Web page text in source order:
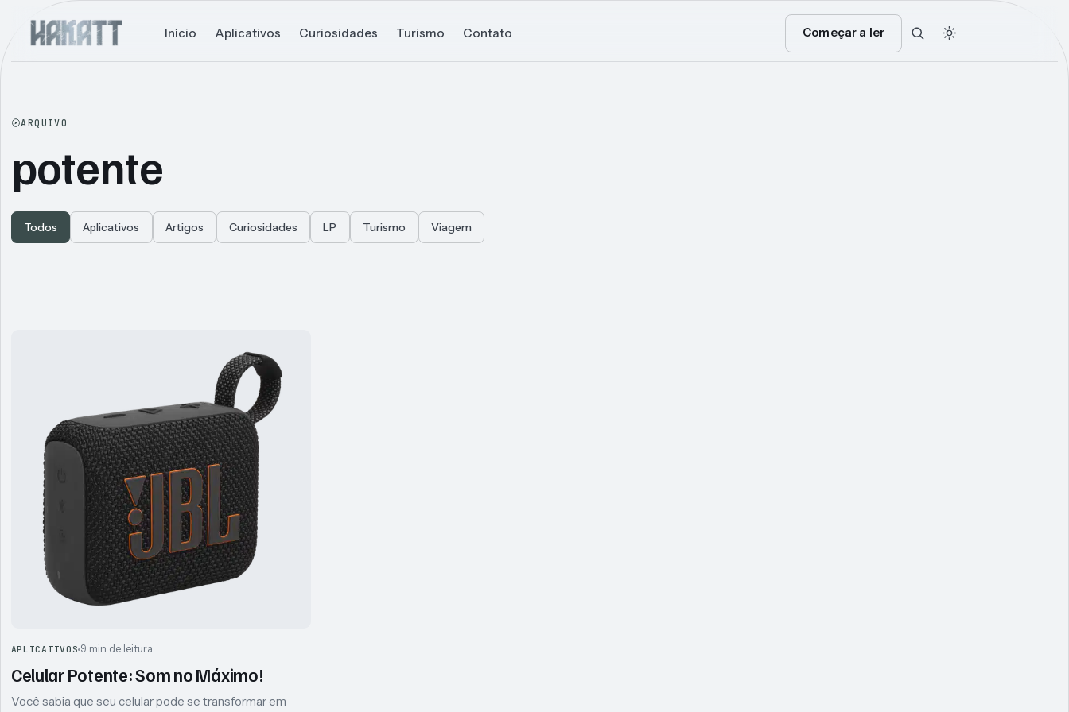
Início Aplicativos Curiosidades Turismo Contato Começar a ler
ARQUIVO
potente
Todos Aplicativos Artigos Curiosidades LP Turismo Viagem
APLICATIVOS 9 min de leitura
Celular Potente: Som no Máximo!
Você sabia que seu celular pode se transformar em